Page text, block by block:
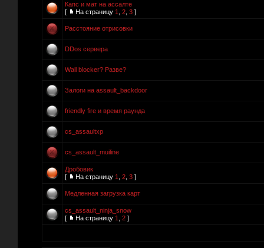
Капс и мат на ассалте
[
На страницу 1 2 3 ]
Расстояние отрисовки
DDos сервера
Wall blocker? Разве?
Залоги на assault_backdoor
friendly fire и время раунда
cs_assaultxp
cs_assault_muiline
Дробовик
[
На страницу 1 2 3 ]
Медленная загрузка карт
cs_assault_ninja_snow
[
На страницу 1 2 ]